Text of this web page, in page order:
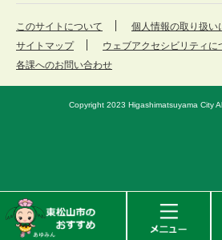
松
このサイトについて
個人情報の取り扱い
サイトマップ
ウェブアクセシビリティに
各課へのお問い合わせ
Copyright 2023 Higashimatsuyama City